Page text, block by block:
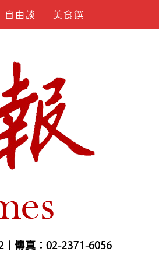
自由談 美食饌